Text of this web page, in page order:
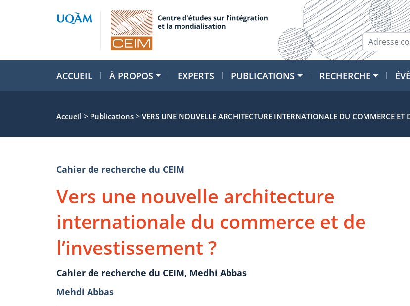
ACCUEIL À PROPOS EXPERTS PUBLICATIONS RECHERCHE
Accueil > Publications > VERS UNE NOUVELLE ARCHITECTURE INTERNATIONALE DU COMMERCE ET
Cahier de recherche du CEIM
Vers une nouvelle architecture
internationale du commerce et de
l’investissement ?
Cahier de recherche du CEIM, Medhi Abbas
Mehdi Abbas